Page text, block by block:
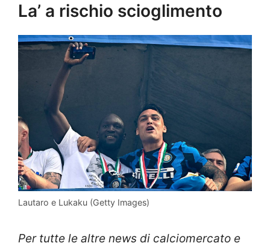
La’ a rischio scioglimento
Lautaro e Lukaku (Getty Images)
Per tutte le altre news di calciomercato e